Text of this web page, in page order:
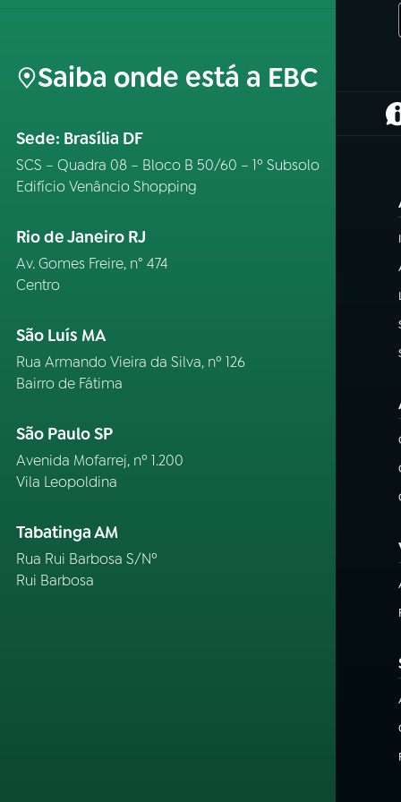
Saiba onde está a EBC
Sede: Brasília DF
SCS – Quadra 08 – Bloco B 50/60 – 1º Subsolo
Edifício Venâncio Shopping
Rio de Janeiro RJ
Av. Gomes Freire, n° 474
Centro
São Luís MA
Rua Armando Vieira da Silva, nº 126
Bairro de Fátima
São Paulo SP
Avenida Mofarrej, nº 1.200
Vila Leopoldina
Tabatinga AM
Rua Rui Barbosa S/Nº
Rui Barbosa